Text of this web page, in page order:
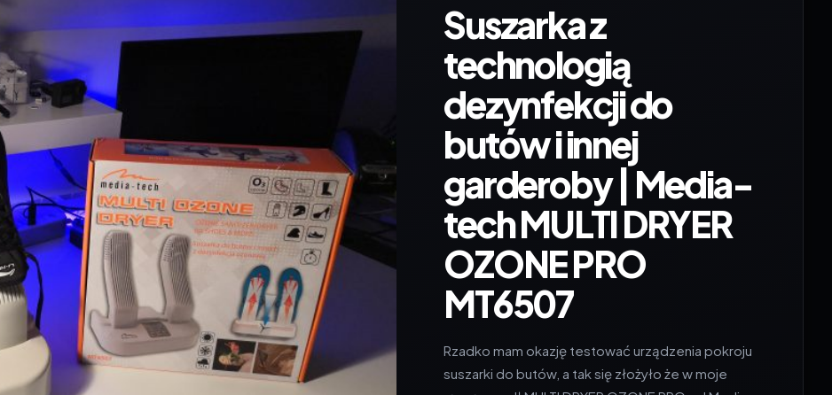
Suszarka z
technologią
dezynfekcji do
butów i innej
garderoby | Media-
tech MULTI DRYER
OZONE PRO
MT6507
Rzadko mam okazję testować urządzenia pokroju
suszarki do butów, a tak się złożyło że w moje